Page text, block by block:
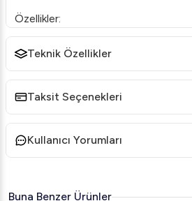
Özellikler:
Kapak Tasarımı:Hızlı ve kolay
ağız açıklığına sahip kapak.
İzoleli Gövde:İki katmanlı çelik
süre ideal sıcaklıkta tutar.
Musluk Mekanizması:Kolay
hızlı akış sağlama imkanı.
Dayanıklılık:Ticari kullanıma
Teknik Özellikler
Taksit Seçenekleri
Kullanıcı Yorumları
Buna Benzer Ürünler